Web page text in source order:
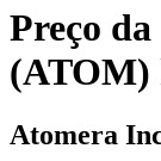
Preço
(ATOM)
Atomera